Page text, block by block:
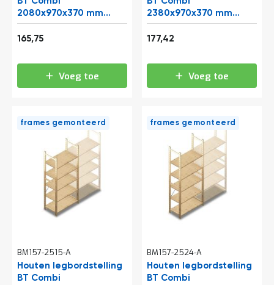
2080x970x370 mm
(hxbxd) 5 niveaus
beginsectie
Vanaf
165,75
Voeg toe
2380x970x370 mm
(hxbxd) 5 niveaus
beginsectie
Vanaf
177,42
Voeg toe
frames gemonteerd
BM157-2515-A
Houten legbordstelling
BT Combi
frames gemonteerd
BM157-2524-A
Houten legbordstelling
BT Combi